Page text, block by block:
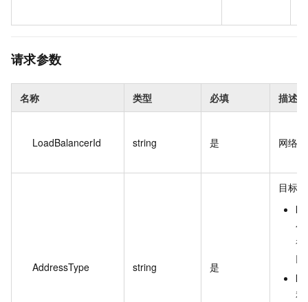
请求参数
名称 类型 必填 描述
LoadBalancerId string 是 网络
AddressType string 是
目标
公
被
私